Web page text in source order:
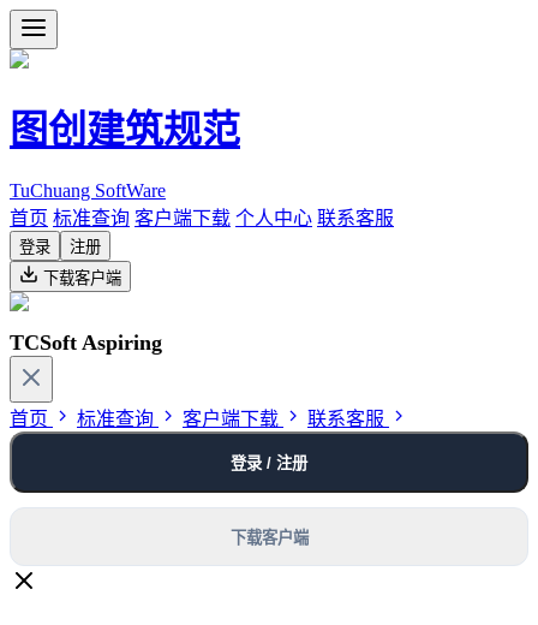
图创建筑规范
TuChuang SoftWare
首页 标准查询 客户端下载 个人中心 联系客服
登录
注册
下载客户端
TCSoft Aspiring
首页 标准查询 客户端下载 联系客服
登录 / 注册
下载客户端